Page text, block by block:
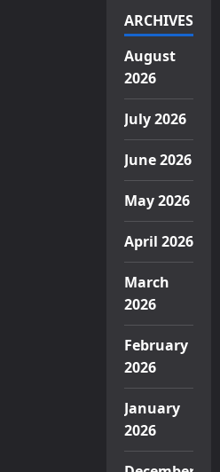
ARCHIVES
August
2026
July 2026
June 2026
May 2026
April 2026
March
2026
February
2026
January
2026